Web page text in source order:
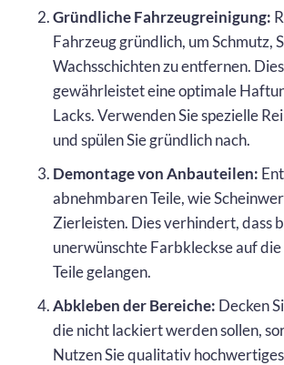
Gründliche Fahrzeugreinigung:
Fahrzeug gründlich, um Schmutz,
Wachsschichten zu entfernen.
gewährleistet eine optimale
Lacks. Verwenden Sie spezielle
und spülen Sie gründlich nach.
Demontage von Anbauteilen:
abnehmbaren Teile, wie
Zierleisten. Dies verhindert, dass
unerwünschte Farbkleckse auf
Teile gelangen.
Abkleben der Bereiche: Decken
die nicht lackiert werden sollen,
Nutzen Sie qualitativ